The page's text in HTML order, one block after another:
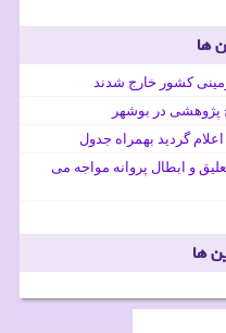
ها
پژوهشی در بوشهر
گردید بهمراه جدول
و ابطال پروانه مواجه می
ها